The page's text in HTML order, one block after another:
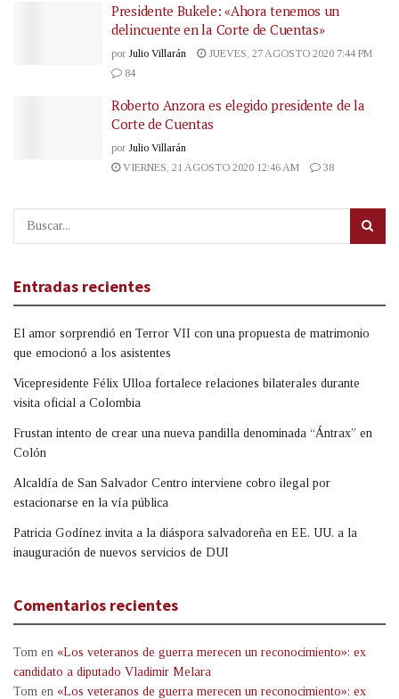
Presidente Bukele: «Ahora tenemos un
delincuente en la Corte de Cuentas»
por Julio Villarán
JUEVES, 27 AGOSTO 2020 7:44 PM
84
Roberto Anzora es elegido presidente de la
Corte de Cuentas
por Julio Villarán
VIERNES, 21 AGOSTO 2020 12:46 AM
38
Entradas recientes
El amor sorprendió en Terror VII con una propuesta de matrimonio
que emocionó a los asistentes
Vicepresidente Félix Ulloa fortalece relaciones bilaterales durante
visita oficial a Colombia
Frustan intento de crear una nueva pandilla denominada “Ántrax” en
Colón
Alcaldía de San Salvador Centro interviene cobro ilegal por
estacionarse en la vía pública
Patricia Godínez invita a la diáspora salvadoreña en EE. UU. a la
inauguración de nuevos servicios de DUI
Comentarios recientes
Tom en «Los veteranos de guerra merecen un reconocimiento»: ex
candidato a diputado Vladimir Melara
Tom en «Los veteranos de guerra merecen un reconocimiento»: ex